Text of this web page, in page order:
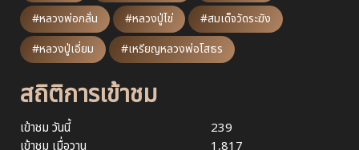
#หลวงพ่อกลั่น
#หลวงปู่ไข่
#สมเด็จวัดระฆัง
#หลวงปู่เอี่ยม
#เหรียญหลวงพ่อโสธร
สถิติการเข้าชม
เข้าชม วันนี้
239